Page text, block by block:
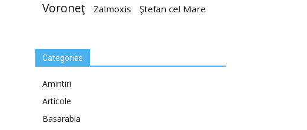
Voroneţ Zalmoxis Ştefan cel Mare
Categories
Amintiri
Articole
Basarabia